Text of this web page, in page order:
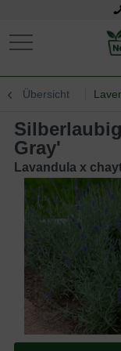
Übersicht
Silberlaubiger Lavendel 'Richard
Gray'
Lavandula x